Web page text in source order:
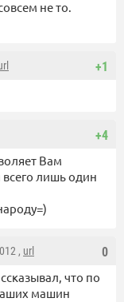
не то.
+1
+4
Вам
всего лишь один
0
, url
что по
машин